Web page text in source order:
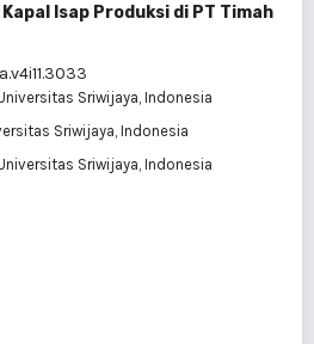
Isap Produksi di PT Timah
Universitas Sriwijaya, Indonesia
Sriwijaya, Indonesia
Universitas Sriwijaya, Indonesia